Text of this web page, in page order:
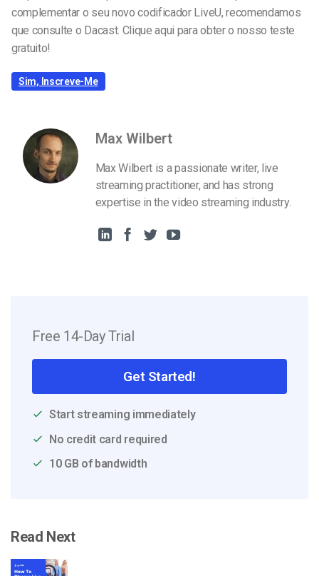
complementar o seu novo codificador LiveU, recomendamos
que consulte o Dacast. Clique aqui para obter o nosso teste
gratuito!
Sim, Inscreve-Me
Max Wilbert
Max Wilbert is a passionate writer, live
streaming practitioner, and has strong
expertise in the video streaming industry.
Free 14-Day Trial
Get Started!
Start streaming immediately
No credit card required
10 GB of bandwidth
Read Next